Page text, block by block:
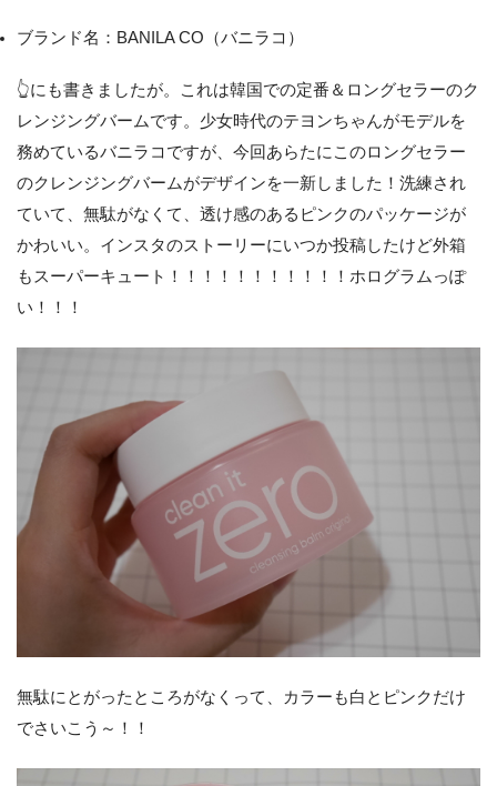
ブランド名：BANILA CO（バニラコ）
👆にも書きましたが。これは韓国での定番＆ロングセラーのク
レンジングバームです。少女時代のテヨンちゃんがモデルを
務めているバニラコですが、今回あらたにこのロングセラー
のクレンジングバームがデザインを一新しました！洗練され
ていて、無駄がなくて、透け感のあるピンクのパッケージが
かわいい。インスタのストーリーにいつか投稿したけど外箱
もスーパーキュート！！！！！！！！！！！ホログラムっぽ
い！！！
無駄にとがったところがなくって、カラーも白とピンクだけ
でさいこう～！！